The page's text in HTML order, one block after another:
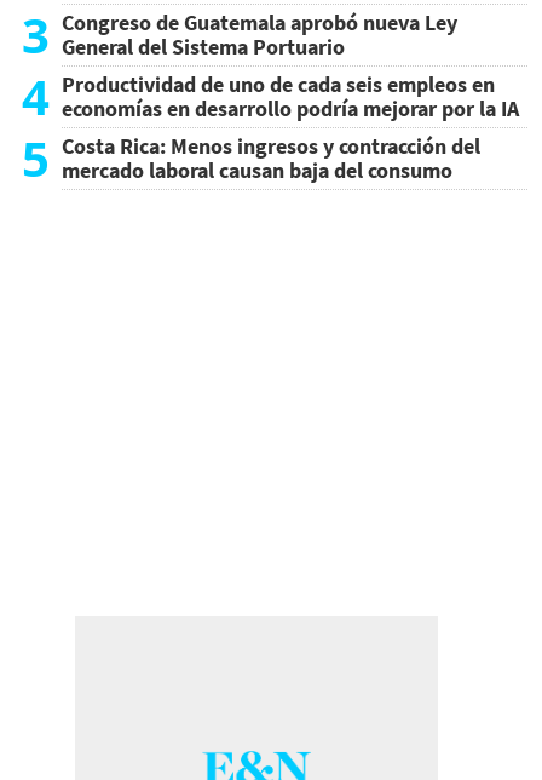
3 Congreso de Guatemala aprobó nueva Ley
General del Sistema Portuario
4 Productividad de uno de cada seis empleos en
economías en desarrollo podría mejorar por la IA
5 Costa Rica: Menos ingresos y contracción del
mercado laboral causan baja del consumo